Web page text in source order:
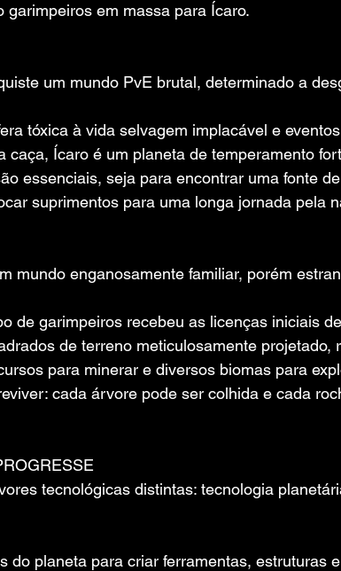
garimpeiros em massa para Ícaro.
um mundo PvE brutal, determinado a
tóxica à vida selvagem implacável e
caça, Ícaro é um planeta de temperamento
essenciais, seja para encontrar uma fonte
suprimentos para uma longa jornada pela
mundo enganosamente familiar, porém
de garimpeiros recebeu as licenças iniciais
de terreno meticulosamente projetado,
para minerar e diversos biomas para
cada árvore pode ser colhida e cada
tecnológicas distintas: tecnologia
do planeta para criar ferramentas, estruturas